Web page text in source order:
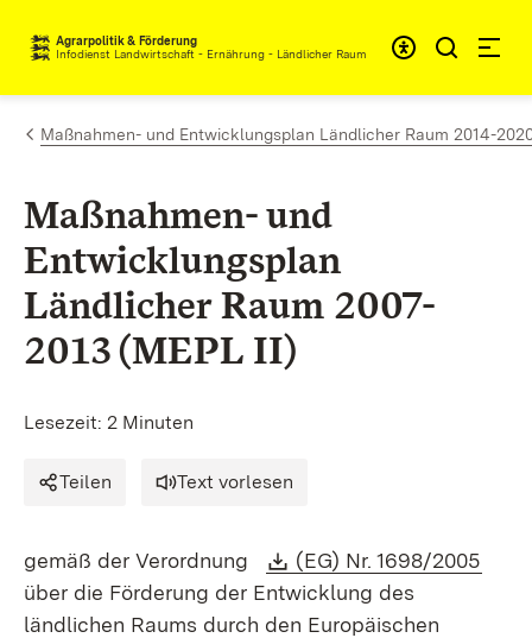
Zum Inhalt springen
Agrarpolitik & Förderung
Infodienst Landwirtschaft - Ernährung - Ländlicher Raum
Maßnahmen- und Entwicklungsplan Ländlicher Raum 2014-
Maßnahmen- und
Entwicklungsplan
Ländlicher Raum 2007-
2013 (MEPL II)
Lesezeit: 2 Minuten
Teilen Text vorlesen
gemäß der Verordnung Download:
(EG) Nr. 1698/2005
über die Förderung der Entwicklung des
ländlichen Raums durch den Europäischen